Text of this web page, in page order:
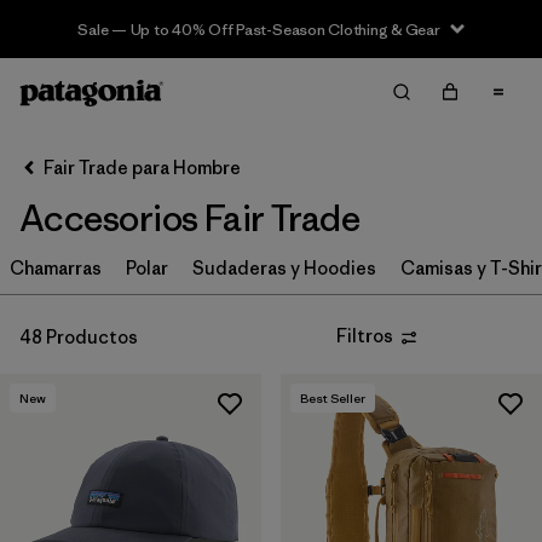
Sale — Up to 40% Off Past-Season Clothing & Gear
Filter & Sort Limpiar Todos
Ordenar Por
Filtrar por
Category
Filtrar por
Price
Filtrar por
Fit
Filtrar por
Filtrar por
Features & Processes
Fair Trade para Hombre
Accesorios Fair Trade
Chamarras Polar Sudaderas y Hoodies Camisas y T-
48 Productos Filtros
New Best Seller